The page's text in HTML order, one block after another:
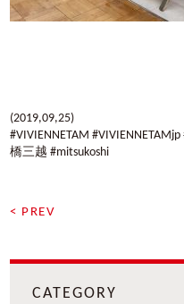
(2019,09,25)
#VIVIENNETAM
橋三越 #mitsukoshi
< PREV
CATEGORY